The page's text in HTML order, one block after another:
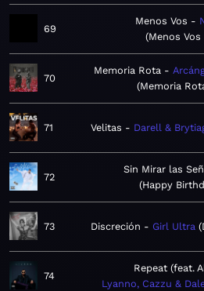
69
Menos Vos
Menos Vos
70
Memoria Rota
Memoria
71 Velitas Darell &
72
Sin Mirar las
Happy
73 Discreción Girl Ultra
74
Repeat (feat.
Lyanno, Cazzu &